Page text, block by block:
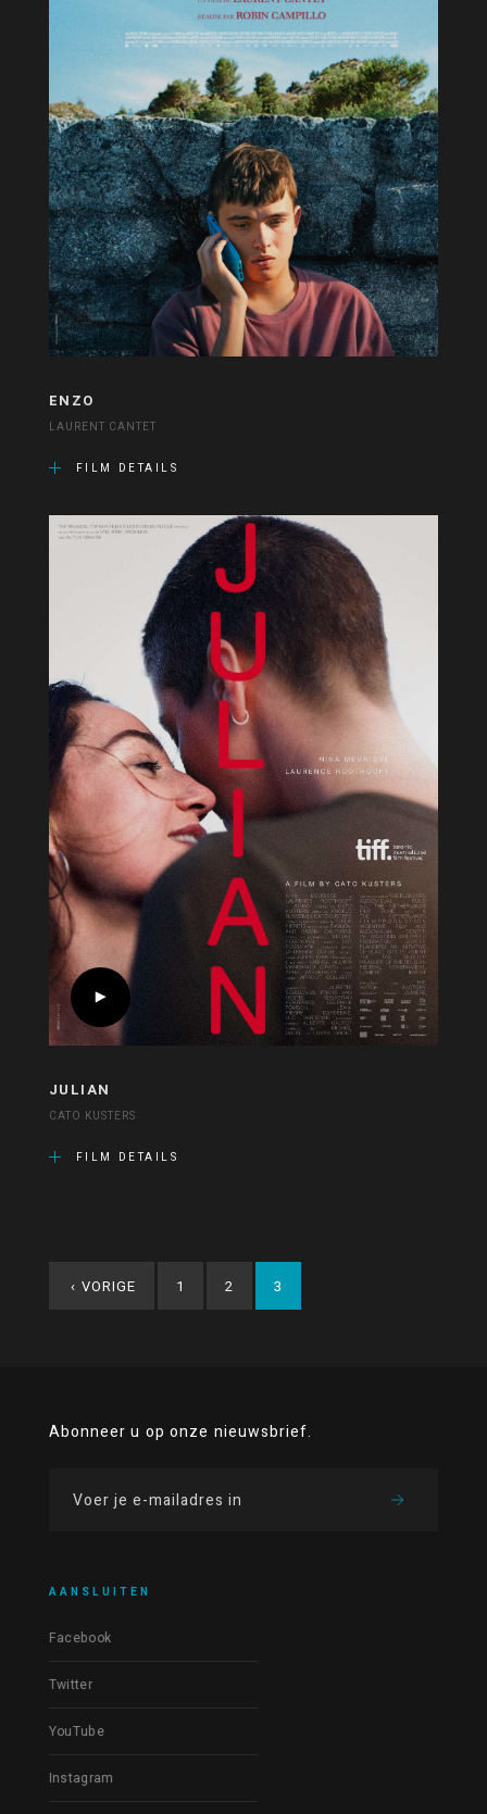
ENZO
LAURENT CANTET
FILM DETAILS
JULIAN
CATO KUSTERS
FILM DETAILS
‹ VORIGE 1 2 3
Abonneer u op onze nieuwsbrief.
AANSLUITEN
Facebook
Twitter
YouTube
Instagram